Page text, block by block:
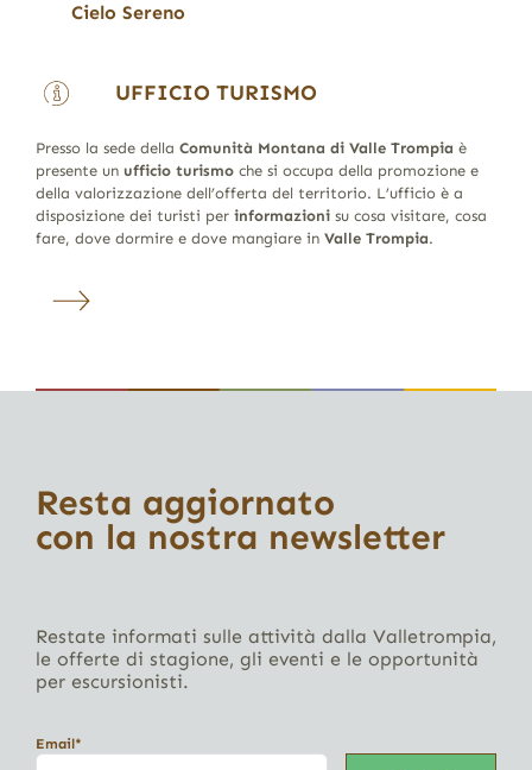
Cielo Sereno
UFFICIO TURISMO
Presso la sede della Comunità Montana di Valle Trompia è
presente un ufficio turismoche si occupa della promozione e
della valorizzazione dell’offerta del territorio. L’ufficio è a
disposizione dei turisti per informazionisu cosa visitare, cosa
fare, dove dormire e dove mangiare in Valle Trompia.
Resta aggiornato
con la nostra newsletter
Restate informati sulle attività dalla Valletrompia,
le offerte di stagione, gli eventi e le opportunità
per escursionisti.
Email*